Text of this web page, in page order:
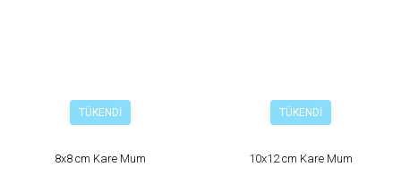
TÜKENDİ
8x8 cm Kare Mum
TÜKENDİ
10x12 cm Kare Mum